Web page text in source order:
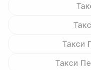
Такси
Такси